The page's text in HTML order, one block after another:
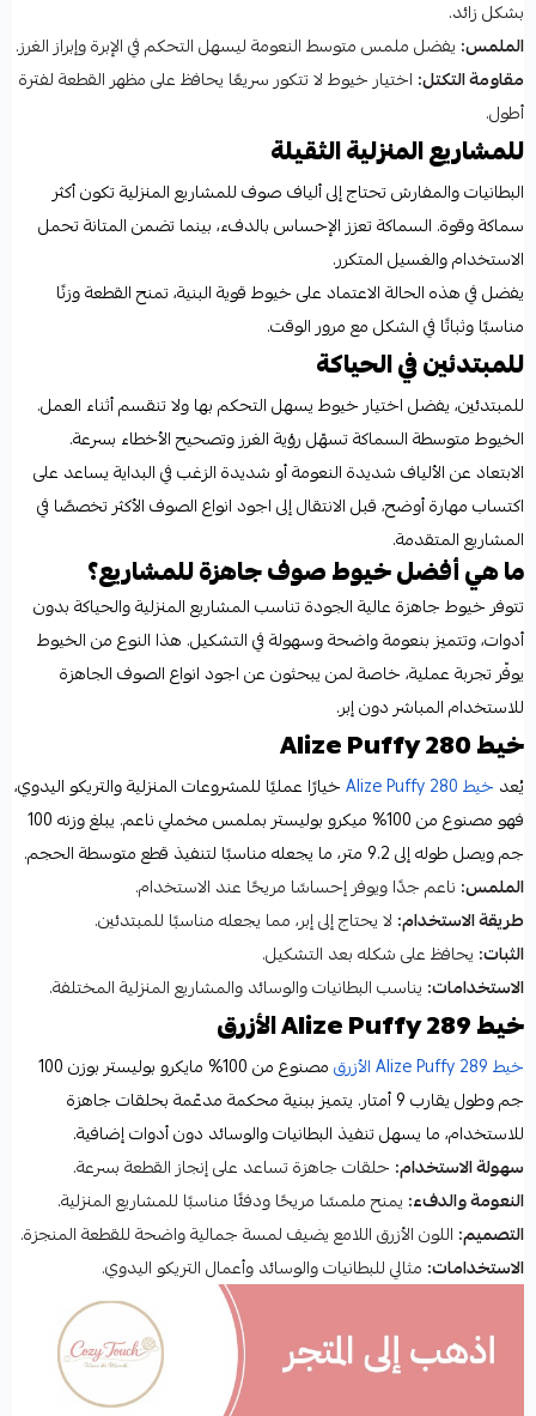
بشكل زائد.
الملمس: يفضل ملمس متوسط النعومة ليسهل التحكم في الإبرة وإبراز الغرز.
مقاومة التكتل: اختيار خيوط لا تتكور سريعًا يحافظ على مظهر القطعة لفترة
أطول.
للمشاريع المنزلية الثقيلة
البطانيات والمفارش تحتاج إلى ألياف صوف للمشاريع المنزلية تكون أكثر
سماكة وقوة. السماكة تعزز الإحساس بالدفء، بينما تضمن المتانة تحمل
الاستخدام والغسيل المتكرر.
يفضل في هذه الحالة الاعتماد على خيوط قوية البنية، تمنح القطعة وزنًا
مناسبًا وثباتًا في الشكل مع مرور الوقت.
للمبتدئين في الحياكة
للمبتدئين، يفضل اختيار خيوط يسهل التحكم بها ولا تنقسم أثناء العمل.
الخيوط متوسطة السماكة تسهّل رؤية الغرز وتصحيح الأخطاء بسرعة.
الابتعاد عن الألياف شديدة النعومة أو شديدة الزغب في البداية يساعد على
اكتساب مهارة أوضح، قبل الانتقال إلى اجود انواع الصوف الأكثر تخصصًا في
المشاريع المتقدمة.
ما هي أفضل خيوط صوف جاهزة للمشاريع؟
تتوفر خيوط جاهزة عالية الجودة تناسب المشاريع المنزلية والحياكة بدون
أدوات، وتتميز بنعومة واضحة وسهولة في التشكيل. هذا النوع من الخيوط
يوفّر تجربة عملية، خاصة لمن يبحثون عن اجود انواع الصوف الجاهزة
للاستخدام المباشر دون إبر.
خيط Alize Puffy 280
يُعد خيط Alize Puffy 280
خيارًا عمليًا للمشروعات المنزلية والتريكو اليدوي،
فهو مصنوع من 100% ميكرو بوليستر بملمس مخملي ناعم. يبلغ وزنه 100
جم ويصل طوله إلى 9.2 متر، ما يجعله مناسبًا لتنفيذ قطع متوسطة الحجم.
الملمس: ناعم جدًا ويوفر إحساسًا مريحًا عند الاستخدام.
طريقة الاستخدام: لا يحتاج إلى إبر، مما يجعله مناسبًا للمبتدئين.
الثبات: يحافظ على شكله بعد التشكيل.
الاستخدامات: يناسب البطانيات والوسائد والمشاريع المنزلية المختلفة.
خيط Alize Puffy 289 الأزرق
خيط Alize Puffy 289 الأزرق
مصنوع من 100% مايكرو بوليستر بوزن 100
جم وطول يقارب 9 أمتار. يتميز ببنية محكمة مدعّمة بحلقات جاهزة
للاستخدام، ما يسهل تنفيذ البطانيات والوسائد دون أدوات إضافية.
سهولة الاستخدام: حلقات جاهزة تساعد على إنجاز القطعة بسرعة.
النعومة والدفء: يمنح ملمسًا مريحًا ودفئًا مناسبًا للمشاريع المنزلية.
التصميم: اللون الأزرق اللامع يضيف لمسة جمالية واضحة للقطعة المنجزة.
الاستخدامات: مثالي للبطانيات والوسائد وأعمال التريكو اليدوي.